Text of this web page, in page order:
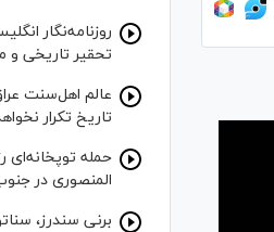
روزنامه‌نگار
تحقیر تاریخی و
عالم اهل‌سنت
تاریخ تکرار
حمله
المنصوری در
برنی سندرز،